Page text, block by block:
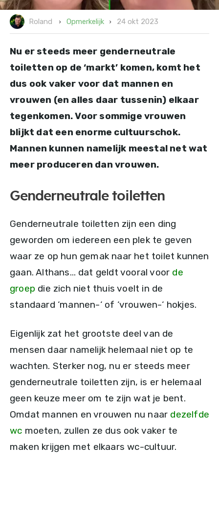
Roland Opmerkelijk 24 okt 2023
Nu er steeds meer genderneutrale
toiletten op de ‘markt’ komen, komt het
dus ook vaker voor dat mannen en
vrouwen (en alles daar tussenin) elkaar
tegenkomen. Voor sommige vrouwen
blijkt dat een enorme cultuurschok.
Mannen kunnen namelijk meestal net wat
meer produceren dan vrouwen.
Genderneutrale toiletten
Genderneutrale toiletten zijn een ding
geworden om iedereen een plek te geven
waar ze op hun gemak naar het toilet kunnen
gaan. Althans… dat geldt vooral voor de
groep die zich niet thuis voelt in de
standaard ‘mannen-‘ of ‘vrouwen-‘ hokjes.
Eigenlijk zat het grootste deel van de
mensen daar namelijk helemaal niet op te
wachten. Sterker nog, nu er steeds meer
genderneutrale toiletten zijn, is er helemaal
geen keuze meer om te zijn wat je bent.
Omdat mannen en vrouwen nu naar dezelfde
wc moeten, zullen ze dus ook vaker te
maken krijgen met elkaars wc-cultuur.